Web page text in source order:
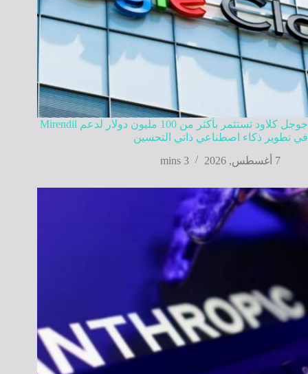
جوجل كلاود تستثمر بأكثر من 100 مليون دولار لدعم Mirendil
في تطوير ذكاء اصطناعي ذاتي التحسين
7 أغسطس, 2026
3 mins